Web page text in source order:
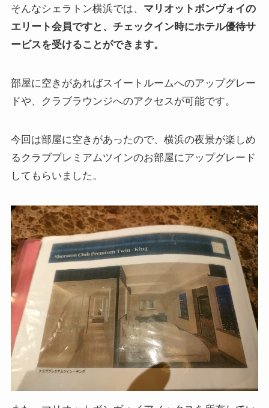
そんなシェラトン横浜では、 マリオットボンヴォイの
エリート会員ですと、チェックイン時にホテル優待サ
ービスを受けることができます。
部屋に空きがあればスイートルームへのアップグレー
ドや、クラブラウンジへのアクセスが可能です。
今回は部屋に空きがあったので、横浜の夜景が楽しめ
るクラブプレミアムツインのお部屋にアップグレード
してもらいました。